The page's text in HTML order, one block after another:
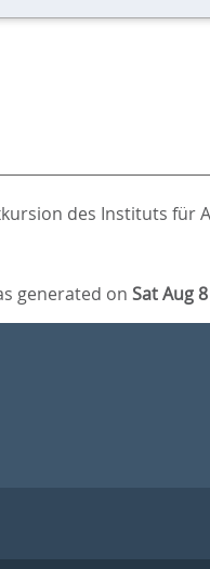
des Instituts für
generated onSat Aug